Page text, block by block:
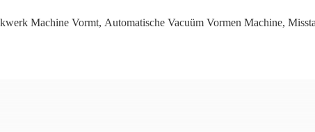
Machine Vormt, Automatische Vacuüm Vormen Machine,